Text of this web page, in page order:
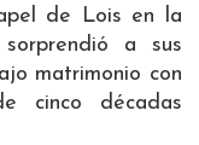
de Lois en la
a sus
matrimonio con
cinco décadas